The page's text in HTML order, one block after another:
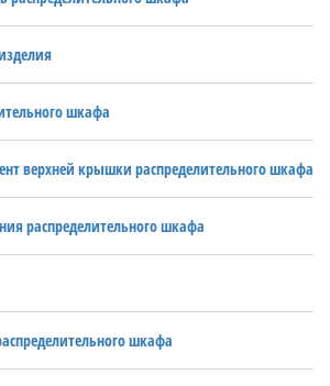
шкафа
верхней крышки распределительного шкафа
распределительного шкафа
шкафа